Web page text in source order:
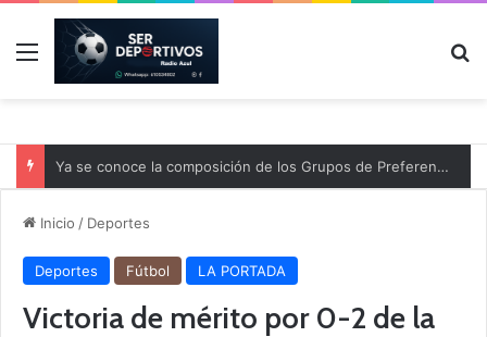
Menú
Ya se conoce la composición de los Grupos de Preferente y el calendario
Inicio / Deportes
Deportes Fútbol LA PORTADA
Victoria de mérito por 0-2 de la